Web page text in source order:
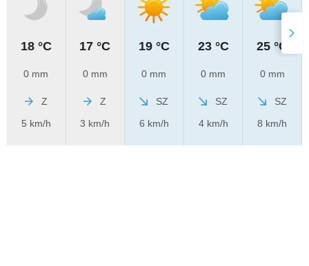
18 °C
0 mm
Z
5 km/h
17 °C
0 mm
Z
3 km/h
19 °C
0 mm
SZ
6 km/h
23 °C
0 mm
SZ
4 km/h
25 °C
0 mm
SZ
8 km/h